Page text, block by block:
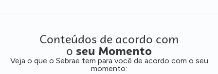
Conteúdos de acordo com
o seu Momento
Veja o que o Sebrae tem para você de acordo com o seu
momento: